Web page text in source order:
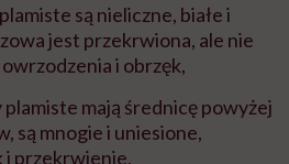
są nieliczne, białe i
jest przekrwiona, ale nie
i obrzęk,
mają średnicę powyżej
są mnogie i uniesione,
i przekrwienie,